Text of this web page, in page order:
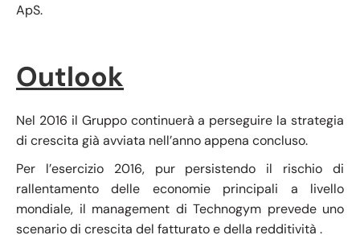
ApS.
Outlook
Nel 2016 il Gruppo continuerà a perseguire la strategia
di crescita già avviata nell’anno appena concluso.
Per l’esercizio 2016, pur persistendo il rischio di
rallentamento delle economie principali a livello
mondiale, il management di Technogym prevede uno
scenario di crescita del fatturato e della redditività .